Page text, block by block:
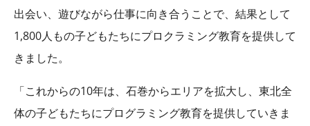
出会い、遊びながら仕事に向き合うことで、結果として
1,800人もの子どもたちにプロクラミング教育を提供して
きました。
「これからの10年は、石巻からエリアを拡大し、東北全
体の子どもたちにプログラミング教育を提供していきま